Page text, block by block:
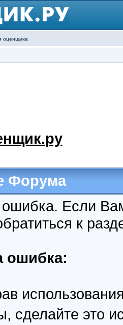
оценщика
Форума
Если
к
ошибка:
сделайте это